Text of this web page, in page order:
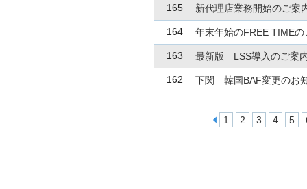
165 新代理店業務開始のご案
164 年末年始のFREE TIME
163 最新版 LSS導入のご案
162 下関 韓国BAF変更のお
1 2 3 4 5